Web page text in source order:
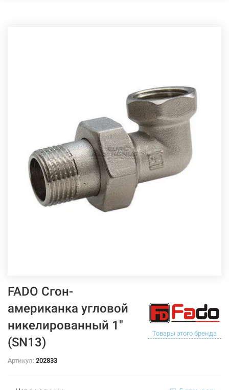
FADO Сгон-
американка угловой
никелированный 1"
(SN13)
Товары этого бренда
Артикул: 202833